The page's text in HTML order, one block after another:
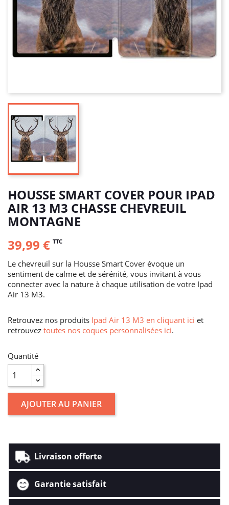
HOUSSE SMART COVER POUR IPAD
AIR 13 M3 CHASSE CHEVREUIL
MONTAGNE
39,99 € TTC
Le chevreuil sur la Housse Smart Cover évoque un
sentiment de calme et de sérénité, vous invitant à vous
connecter avec la nature à chaque utilisation de votre Ipad
Air 13 M3.
Retrouvez nos produits Ipad Air 13 M3 en cliquant ici et
retrouvez toutes nos coques personnalisées ici.
Quantité
AJOUTER AU PANIER
Livraison offerte
Garantie satisfait